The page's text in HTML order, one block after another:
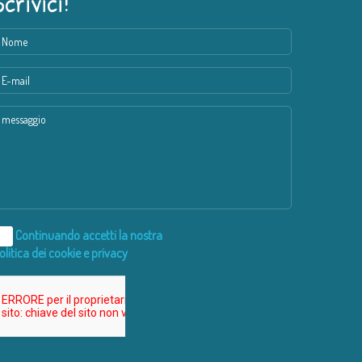
Continuando accetti la nostra
dei cookie e privacy